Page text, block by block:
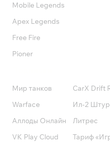
Mobile Legends
Apex Legends
Free Fire
Pioner
Мир танков
Warface
Аллоды Онлайн
VK Play Cloud
CarX Drift
Ил-2
Литрес
Тариф